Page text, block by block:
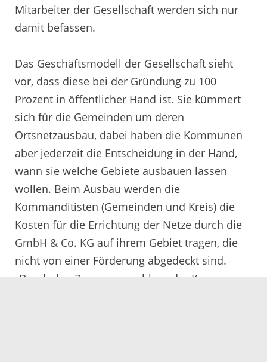
Mitarbeiter der Gesellschaft werden sich nur
damit befassen.
Das Geschäftsmodell der Gesellschaft sieht
vor, dass diese bei der Gründung zu 100
Prozent in öffentlicher Hand ist. Sie kümmert
sich für die Gemeinden um deren
Ortsnetzausbau, dabei haben die Kommunen
aber jederzeit die Entscheidung in der Hand,
wann sie welche Gebiete ausbauen lassen
wollen. Beim Ausbau werden die
Kommanditisten (Gemeinden und Kreis) die
Kosten für die Errichtung der Netze durch die
GmbH & Co. KG auf ihrem Gebiet tragen, die
nicht von einer Förderung abgedeckt sind.
„Durch den Zusammenschluss der Kommunen